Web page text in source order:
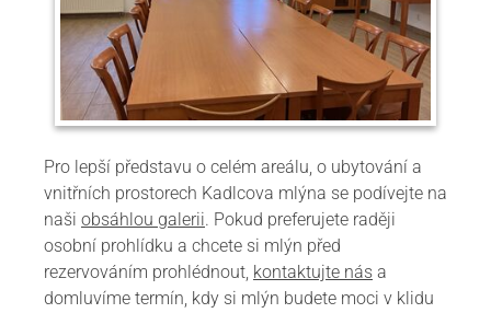
Pro lepší představu o celém areálu, o ubytování a
vnitřních prostorech Kadlcova mlýna se podívejte na
naši obsáhlou galerii. Pokud preferujete raději
osobní prohlídku a chcete si mlýn před
rezervováním prohlédnout, kontaktujte nás a
domluvíme termín, kdy si mlýn budete moci v klidu